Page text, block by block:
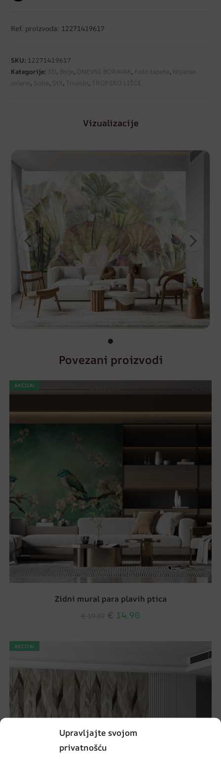
Upravljajte svojom
privatnošću
Ref. proizvoda: 12271419617
SKU: 12271419617
Kategorije: 3D , Boje, DNEVNI BORAVAK, Foto tapete,
Nijanse
zelene, Sobe, Stil, Tropski, TROPSKO LIŠĆE
Vizualizacije
Povezani proizvodi
AKCIJA!
Zidni mural para plavih ptica
€ 14.90
AKCIJA!